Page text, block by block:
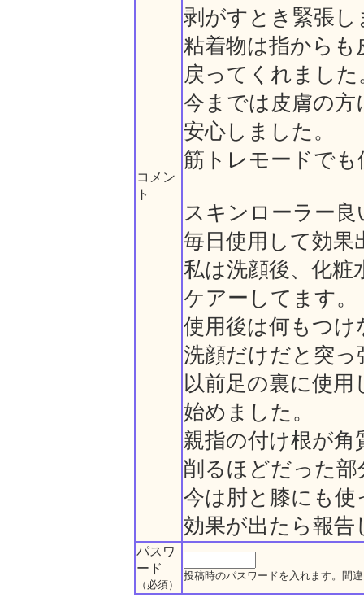
コメン
ト
剥がすとき緊張
粘着物は指から
戻ってくれました
今までは皮膚の
安心しました。
筋トレモードで
スキンローラー
毎日使用して効果
私は洗顔後、化粧
ケアーしてます。
使用後は何もつ
洗顔だけだと突
以前足の裏に使
始めました。
親指の付け根が
削るほどだった
今は肘と膝にも使
効果が出たら報告
パスワ
ード
（必須）
投稿時のパスワードを入れます。間